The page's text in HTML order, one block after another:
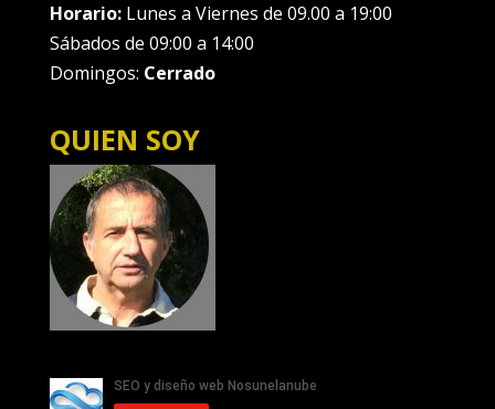
Horario:Lunes a Viernes de 09.00 a 19:00
Sábados de 09:00 a 14:00
Domingos: Cerrado
QUIEN SOY